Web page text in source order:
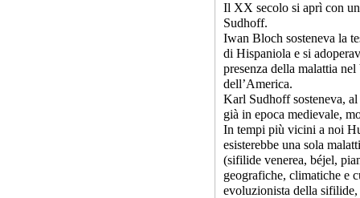
Il XX secolo si aprì con
Sudhoff.
Iwan Bloch sosteneva la
di Hispaniola e si
presenza della malattia
dell’America.
Karl Sudhoff sosteneva,
già in epoca medievale,
In tempi più vicini a noi
esisterebbe una sola
(sifilide venerea, béjel,
geografiche, climatiche e
evoluzionista della sifilide,